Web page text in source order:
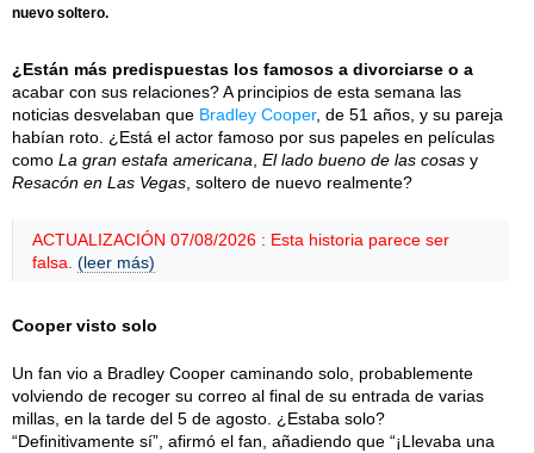
nuevo soltero.
¿Están más predispuestas los famosos a divorciarse o a
acabar con sus relaciones? A principios de esta semana las
noticias desvelaban que Bradley Cooper, de 51 años, y su pareja
habían roto. ¿Está el actor famoso por sus papeles en películas
como La gran estafa americana El lado bueno de las cosas y
Resacón en Las Vegas , soltero de nuevo realmente?
ACTUALIZACIÓN 07/08/2026 : Esta historia parece ser
falsa. (leer más)
Cooper visto solo
Un fan vio a Bradley Cooper caminando solo, probablemente
volviendo de recoger su correo al final de su entrada de varias
millas, en la tarde del 5 de agosto. ¿Estaba solo?
“Definitivamente sí”, afirmó el fan, añadiendo que “¡Llevaba una